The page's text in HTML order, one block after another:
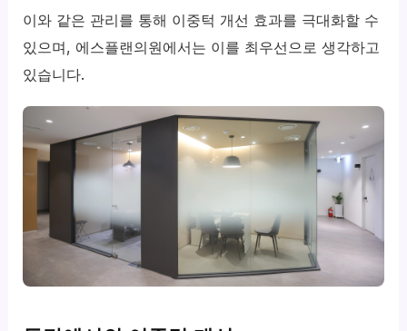
이와 같은 관리를 통해 이중턱 개선 효과를 극대화할 수
있으며, 에스플랜의원에서는 이를 최우선으로 생각하고
있습니다.